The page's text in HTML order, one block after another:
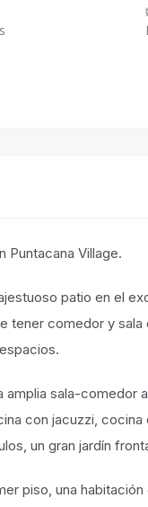
Puntacana Village.
patio en el
tener comedor y
amplia sala-
con jacuzzi,
un gran jardín
piso, una